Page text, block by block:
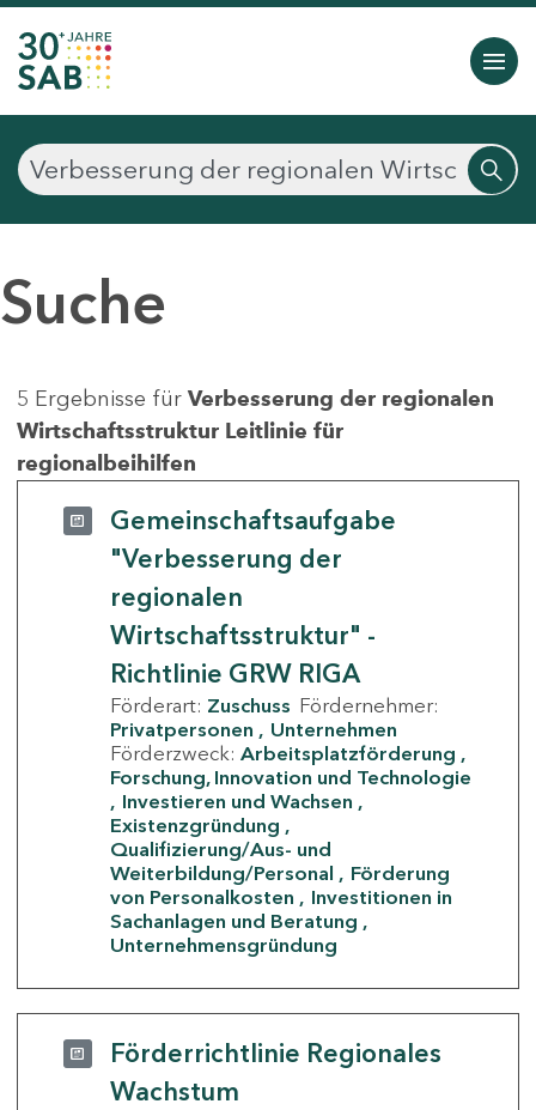
Suche
5 Ergebnisse für Verbesserung der regionalen
Wirtschaftsstruktur Leitlinie für
regionalbeihilfen
Gemeinschaftsaufgabe
"Verbesserung der
regionalen
Wirtschaftsstruktur" -
Richtlinie GRW RIGA
Förderart: Zuschuss Fördernehmer:
Privatpersonen
Unternehmen
Förderzweck: Arbeitsplatzförderung
Forschung, Innovation und Technologie
Investieren und Wachsen
Existenzgründung
Qualifizierung/Aus- und
Weiterbildung/Personal
Förderung
von Personalkosten
Investitionen in
Sachanlagen und Beratung
Unternehmensgründung
Förderrichtlinie Regionales
Wachstum